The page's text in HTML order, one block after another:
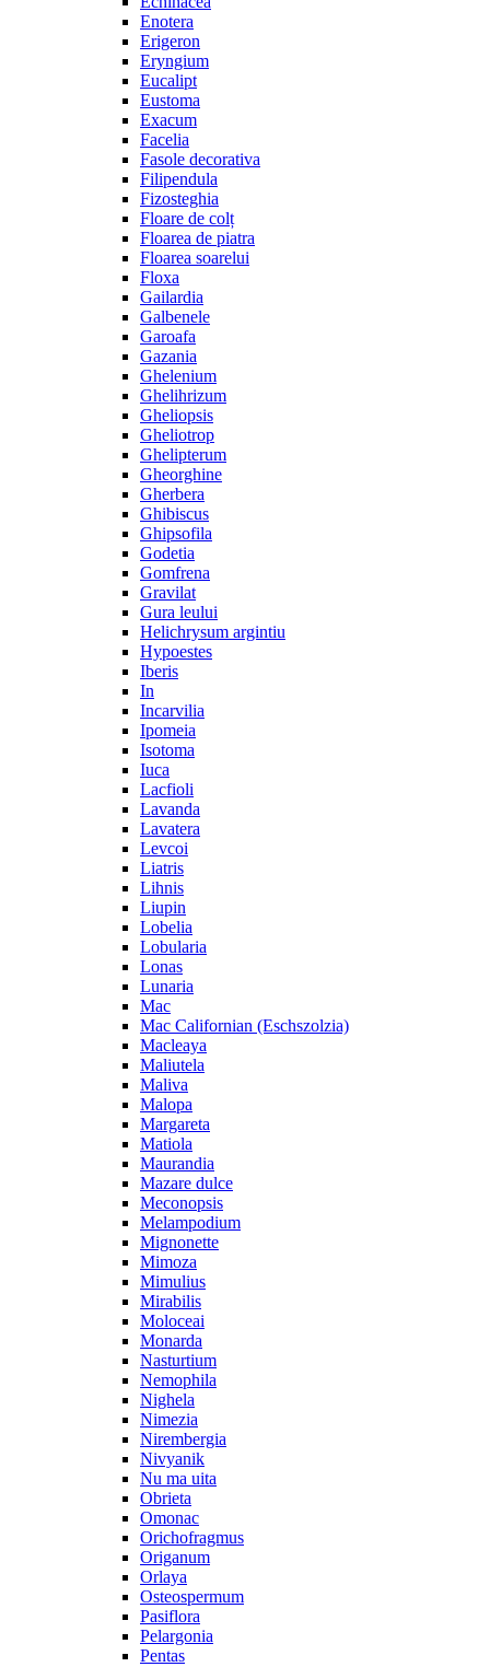
Enotera
Erigeron
Eryngium
Eucalipt
Eustoma
Exacum
Facelia
Fasole decorativa
Filipendula
Fizosteghia
Floare de colț
Floarea de piatra
Floarea soarelui
Floxa
Gailardia
Galbenele
Garoafa
Gazania
Ghelenium
Ghelihrizum
Gheliopsis
Gheliotrop
Ghelipterum
Gheorghine
Gherbera
Ghibiscus
Ghipsofila
Godetia
Gomfrena
Gravilat
Gura leului
Helichrysum argintiu
Hypoestes
Iberis
In
Incarvilia
Ipomeia
Isotoma
Iuca
Lacfioli
Lavanda
Lavatera
Levcoi
Liatris
Lihnis
Liupin
Lobelia
Lobularia
Lonas
Lunaria
Mac
Mac Californian (Eschszolzia)
Macleaya
Maliutela
Maliva
Malopa
Margareta
Matiola
Maurandia
Mazare dulce
Meconopsis
Melampodium
Mignonette
Mimoza
Mimulius
Mirabilis
Moloceai
Monarda
Nasturtium
Nemophila
Nighela
Nimezia
Nirembergia
Nivyanik
Nu ma uita
Obrieta
Omonac
Orichofragmus
Origanum
Orlaya
Osteospermum
Pasiflora
Pelargonia
Pentas